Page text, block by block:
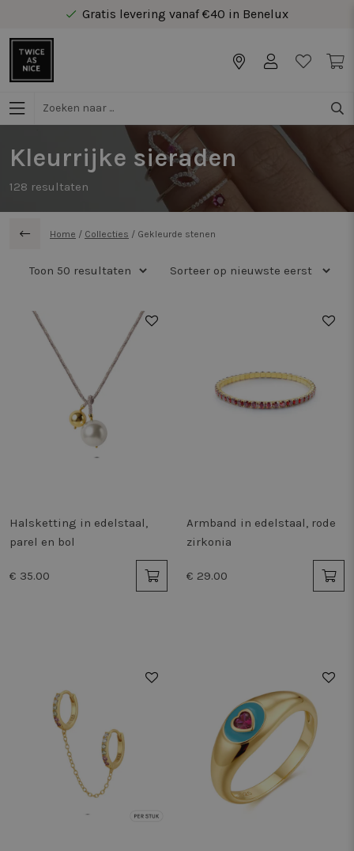
Gratis levering vanaf €40 in Benelux
Kleurrijke sieraden
128 resultaten
Home / Collecties / Gekleurde stenen
Halsketting in edelstaal,
parel en bol
€ 35.00
Armband in edelstaal, rode
zirkonia
€ 29.00